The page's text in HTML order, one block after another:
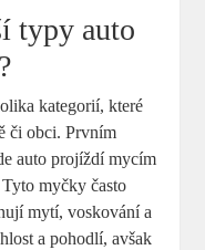
typy auto
kategorií, které
či obci. Prvním
auto projíždí mycím
myčky často
mytí, voskování a
a pohodlí, avšak